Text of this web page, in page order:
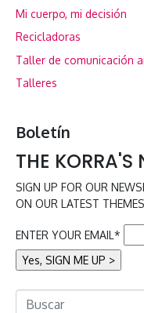
Mi cuerpo, mi decisión
Recicladoras
Taller de comunicación
Talleres
Boletín
THE KORRA'S
SIGN UP FOR OUR
ON OUR LATEST
ENTER YOUR EMAIL*